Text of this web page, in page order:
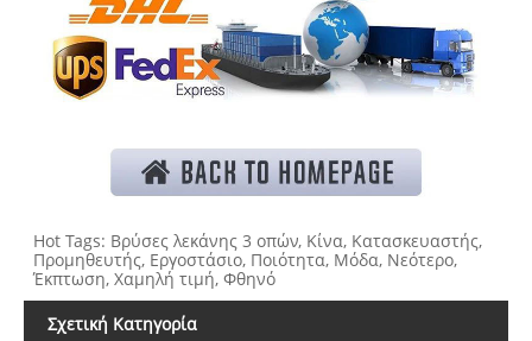
Hot Tags: Βρύσες λεκάνης 3 οπών, Κίνα, Κατασκευαστής,
Προμηθευτής, Εργοστάσιο, Ποιότητα, Μόδα, Νεότερο,
Έκπτωση, Χαμηλή τιμή, Φθηνό
Σχετική Κατηγορία